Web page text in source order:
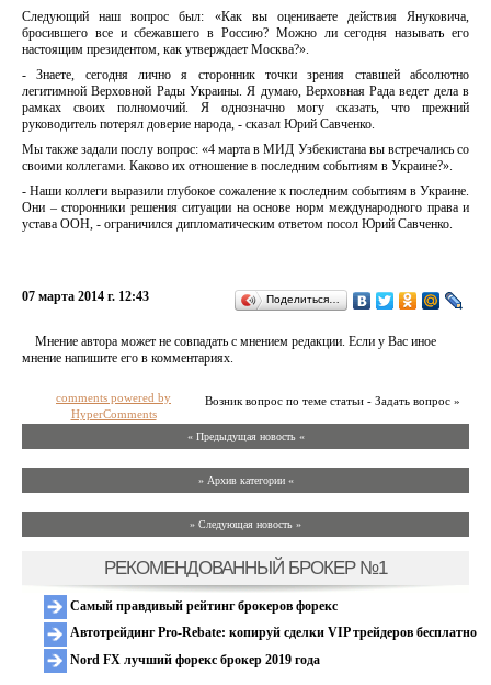
Следующий наш вопрос был: «Как вы оцениваете действия Януковича,
бросившего все и сбежавшего в Россию? Можно ли сегодня называть его
настоящим президентом, как утверждает Москва?».
- Знаете, сегодня лично я сторонник точки зрения ставшей абсолютно
легитимной Верховной Рады Украины. Я думаю, Верховная Рада ведет дела в
рамках своих полномочий. Я однозначно могу сказать, что прежний
руководитель потерял доверие народа, - сказал Юрий Савченко.
Мы также задали послу вопрос: «4 марта в МИД Узбекистана вы встречались со
своими коллегами. Каково их отношение в последним событиям в Украине?».
- Наши коллеги выразили глубокое сожаление к последним событиям в Украине.
Они – сторонники решения ситуации на основе норм международного права и
устава ООН, - ограничился дипломатическим ответом посол Юрий Савченко.
07 марта 2014 г. 12:43 Поделиться…
Мнение автора может не совпадать с мнением редакции. Если у Вас иное
мнение напишите его в комментариях.
Возник вопрос по теме статьи - Задать вопрос »
comments powered by
HyperComments
« Предыдущая новость «
» Архив категории «
» Следующая новость »
РЕКОМЕНДОВАННЫЙ БРОКЕР №1
Самый правдивый рейтинг брокеров форекс
Автотрейдинг Pro-Rebate: копируй сделки VIP трейдеров бесплатно
Nord FX лучший форекс брокер 2019 года